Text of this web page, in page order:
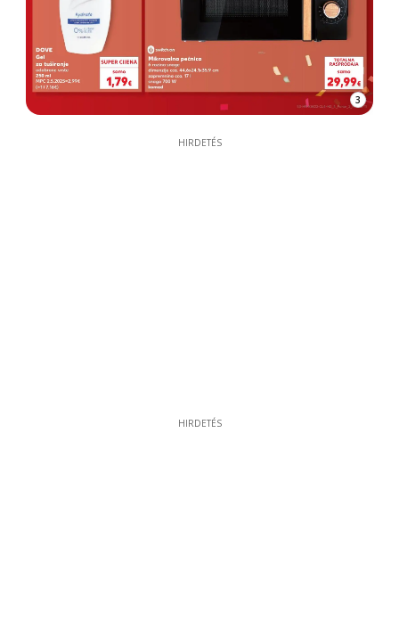
3
HIRDETÉS
HIRDETÉS